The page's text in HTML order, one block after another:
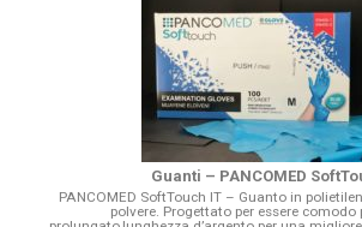
Guanti – PANCOMED
PANCOMED SoftTouch IT – Guanto in
polvere. Progettato per essere comodo